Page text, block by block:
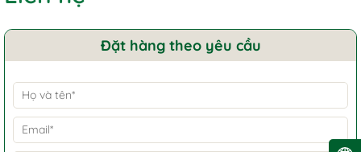
Đặt hàng theo yêu cầu